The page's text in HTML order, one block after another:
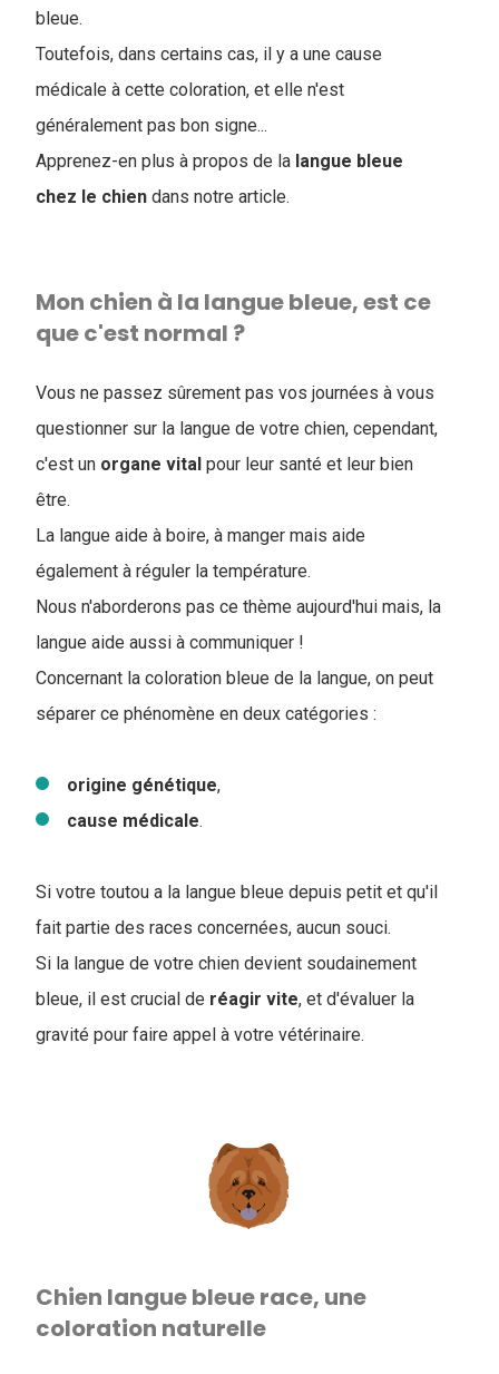
bleue.
Toutefois, dans certains cas, il y a une cause
médicale à cette coloration, et elle n'est
généralement pas bon signe...
Apprenez-en plus à propos de la langue bleue
chez le chien dans notre article.
Mon chien à la langue bleue, est ce
que c'est normal ?
Vous ne passez sûrement pas vos journées à vous
questionner sur la langue de votre chien, cependant,
c'est un organe vital pour leur santé et leur bien
être.
La langue aide à boire, à manger mais aide
également à réguler la température.
Nous n'aborderons pas ce thème aujourd'hui mais, la
langue aide aussi à communiquer !
Concernant la coloration bleue de la langue, on peut
séparer ce phénomène en deux catégories :
origine génétique,
cause médicale.
Si votre toutou a la langue bleue depuis petit et qu'il
fait partie des races concernées, aucun souci.
Si la langue de votre chien devient soudainement
bleue, il est crucial de réagir vite, et d'évaluer la
gravité pour faire appel à votre vétérinaire.
Chien langue bleue race, une
coloration naturelle